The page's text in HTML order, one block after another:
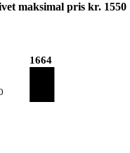
maksimal pris kr. 1550
1664